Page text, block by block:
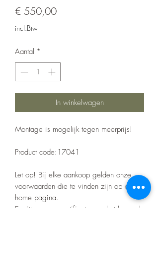
€ 550,00Prijs
incl.Btw
Aantal *
In winkelwagen
Montage is mogelijk tegen meerprijs!
Product code:17041
Let op! Bij elke aankoop gelden onze
voorwaarden die te vinden zijn op de
home pagina.
Er zitten geen certificaten op het barwork